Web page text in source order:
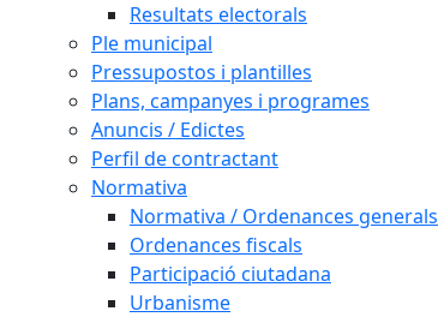
Resultats electorals
Ple municipal
Pressupostos i plantilles
Plans, campanyes i programes
Anuncis / Edictes
Perfil de contractant
Normativa
Normativa / Ordenances generals
Ordenances fiscals
Participació ciutadana
Urbanisme